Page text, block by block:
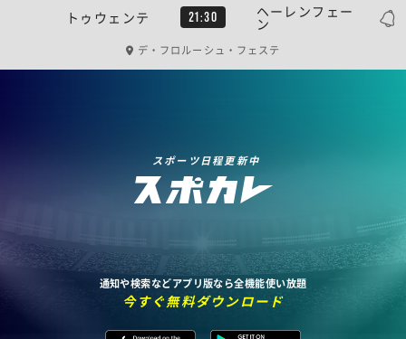
トゥウェンテ 21:30 ヘーレンフェー
ン
デ・フロルーシュ・フェステ
スポーツ日程更新中
通知や検索などアプリ版なら全機能使い放題
今すぐ無料ダウンロード